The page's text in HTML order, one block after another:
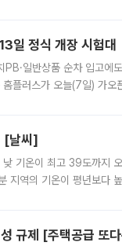
일 정식 개장 시험대
일반상품 순차 입고에
플러스가 오늘(7일) 가오
[날씨]
기온이 최고 39도까지
지역의 기온이 평년보다
규제 [주택공급 또